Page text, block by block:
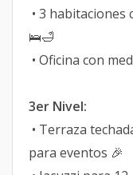
• 3
🛌🛁
• Oficina con
3er Nivel:
• Terraza
para eventos 🎉